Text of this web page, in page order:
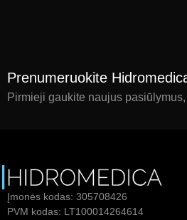
Prenumeruokite
Pirmieji gaukite naujus
Įmonės kodas: 305708426
PVM kodas: LT100014264614